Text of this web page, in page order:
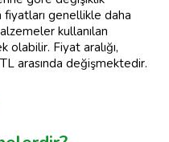
genellikle daha
kullanılan
olabilir. Fiyat aralığı,
arasında değişmektedir.